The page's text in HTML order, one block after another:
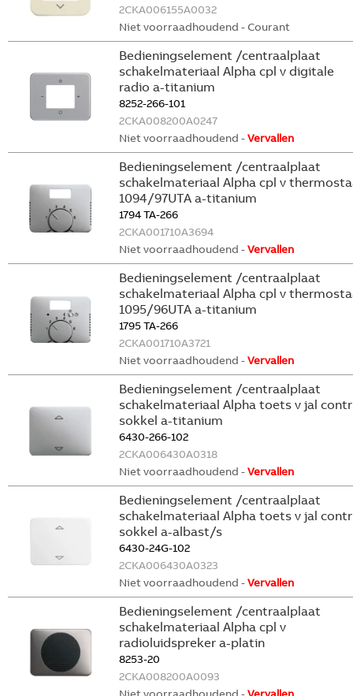
2CKA006155A0032
Niet voorraadhoudend - Courant
Bedieningselement /centraalplaat
schakelmateriaal Alpha cpl v digitale
radio a-titanium
8252-266-101
2CKA008200A0247
Niet voorraadhoudend -Vervallen
Bedieningselement /centraalplaat
schakelmateriaal Alpha cpl v
1094/97UTA a-titanium
1794 TA-266
2CKA001710A3694
Niet voorraadhoudend -Vervallen
Bedieningselement /centraalplaat
schakelmateriaal Alpha cpl v
1095/96UTA a-titanium
1795 TA-266
2CKA001710A3721
Niet voorraadhoudend -Vervallen
Bedieningselement /centraalplaat
schakelmateriaal Alpha toets v jal contr
sokkel a-titanium
6430-266-102
2CKA006430A0318
Niet voorraadhoudend -Vervallen
Bedieningselement /centraalplaat
schakelmateriaal Alpha toets v jal contr
sokkel a-albast/s
6430-24G-102
2CKA006430A0323
Niet voorraadhoudend -Vervallen
Bedieningselement /centraalplaat
schakelmateriaal Alpha cpl v
radioluidspreker a-platin
8253-20
2CKA008200A0093